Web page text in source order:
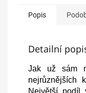
Popis
Detailní
Jak už sám
nejrůznějších
Největší